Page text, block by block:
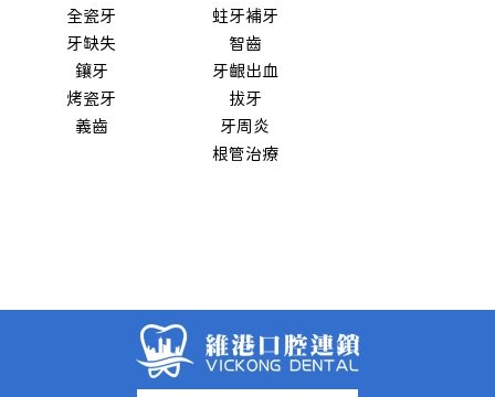
全瓷牙
牙缺失
鑲牙
烤瓷牙
義齒
蛀牙補牙
智齒
牙齦出血
拔牙
牙周炎
根管治療